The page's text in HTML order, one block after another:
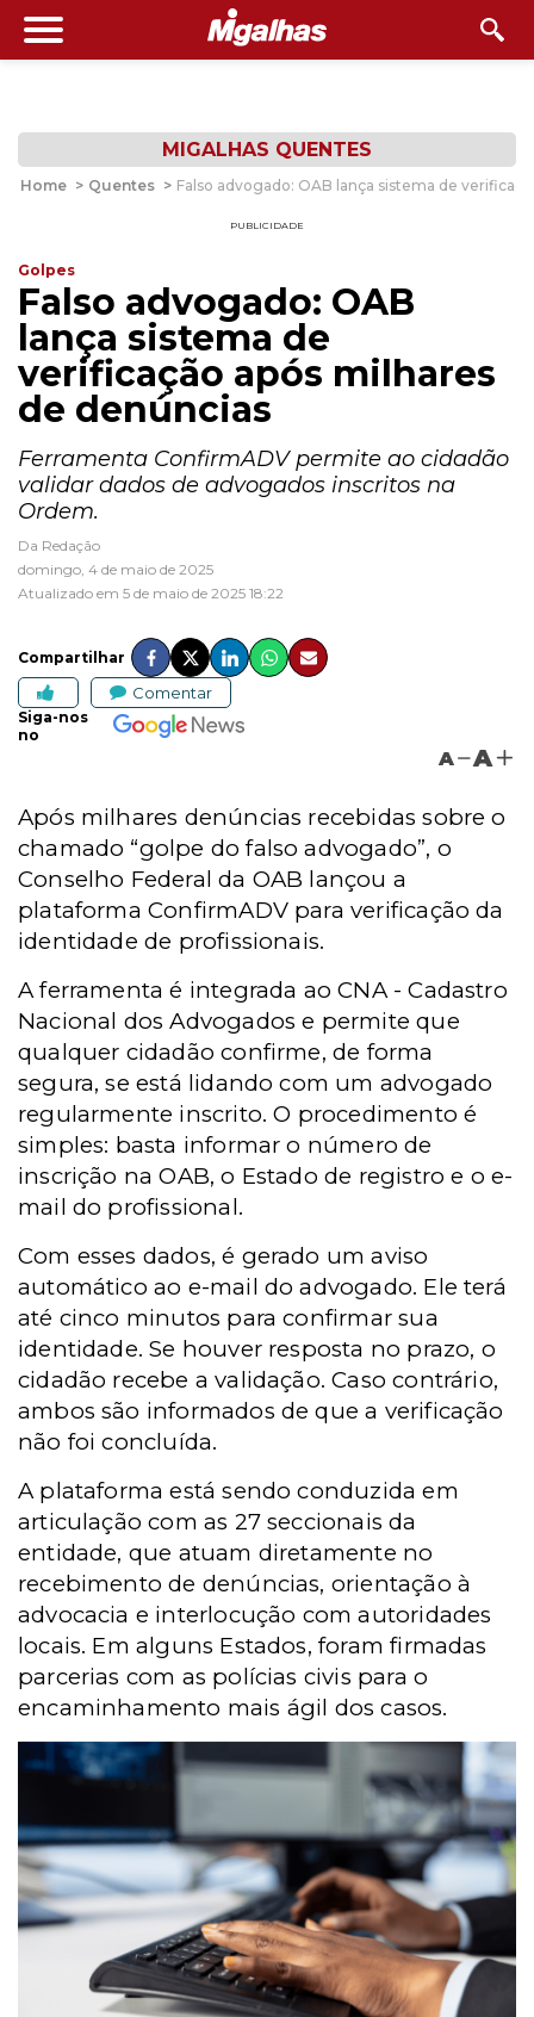
MIGALHAS QUENTES
Home > Quentes > Falso advogado: OAB lança sistema de
PUBLICIDADE
Golpes
Falso advogado: OAB
lança sistema de
verificação após milhares
de denúncias
Ferramenta ConfirmADV permite ao cidadão
validar dados de advogados inscritos na
Ordem.
Da Redação
domingo, 4 de maio de 2025
Atualizado em 5 de maio de 2025 18:22
Compartilhar
Comentar
Siga-nos
no
A A
Após milhares denúncias recebidas sobre o
chamado “golpe do falso advogado”, o
Conselho Federal da OAB lançou a
plataforma ConfirmADV para verificação da
identidade de profissionais.
A ferramenta é integrada aoCNA -Cadastro
Nacional dos Advogados e permite que
qualquer cidadão confirme, de forma
segura, se está lidando com um advogado
regularmente inscrito. O procedimento é
simples: basta informar o número de
inscrição na OAB, o Estado de registro e o e-
mail do profissional.
Com esses dados, é gerado um aviso
automático ao e-mail do advogado. Ele terá
até cinco minutos para confirmar sua
identidade. Se houver resposta no prazo, o
cidadão recebe a validação. Caso contrário,
ambos são informados de que a verificação
não foi concluída.
A plataforma está sendo conduzida em
articulação com as 27 seccionais da
entidade, que atuam diretamente no
recebimento de denúncias, orientação à
advocacia e interlocução com autoridades
locais. Em alguns Estados, foram firmadas
parcerias com as polícias civis para o
encaminhamento mais ágil dos casos.